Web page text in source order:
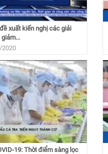
đề xuất kiến nghị các giải
giảm...
2020
19: Thời điểm sàng lọc